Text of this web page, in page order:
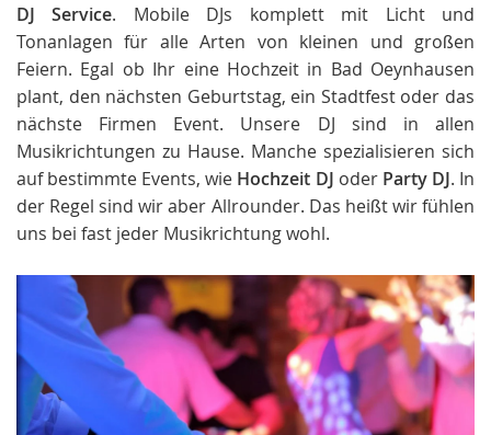
DJ Service. Mobile DJs komplett mit Licht und
Tonanlagen für alle Arten von kleinen und großen
Feiern. Egal ob Ihr eine Hochzeit in Bad Oeynhausen
plant, den nächsten Geburtstag, ein Stadtfest oder das
nächste Firmen Event. Unsere DJ sind in allen
Musikrichtungen zu Hause. Manche spezialisieren sich
auf bestimmte Events, wie Hochzeit DJ oder Party DJ. In
der Regel sind wir aber Allrounder. Das heißt wir fühlen
uns bei fast jeder Musikrichtung wohl.